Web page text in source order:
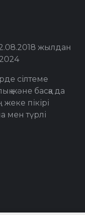
жылдан
сілтеме
және басқа да
пікірі
мен түрлі